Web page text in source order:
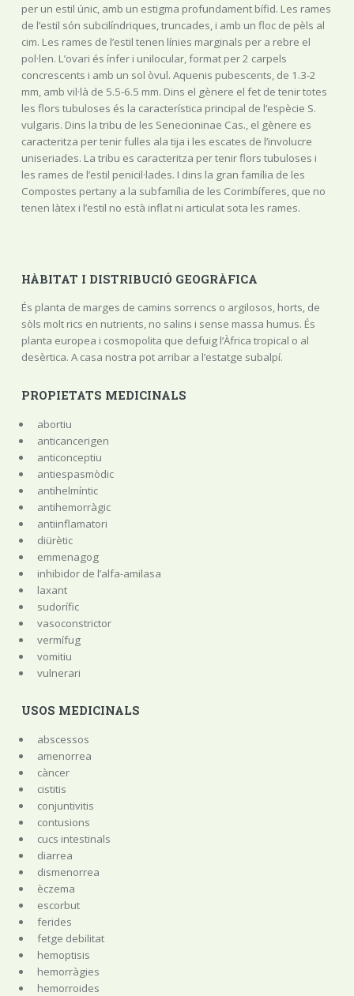
per un estil únic, amb un estigma profundament bífid. Les rames
de l’estil són subcilíndriques, truncades, i amb un floc de pèls al
cim. Les rames de l’estil tenen línies marginals per a rebre el
pol·len. L’ovari és ínfer i unilocular, format per 2 carpels
concrescents i amb un sol òvul. Aquenis pubescents, de 1.3-2
mm, amb vil·là de 5.5-6.5 mm. Dins el gènere el fet de tenir totes
les flors tubuloses és la característica principal de l’espècie S.
vulgaris. Dins la tribu de les Senecioninae Cas., el gènere es
caracteritza per tenir fulles ala tija i les escates de l’involucre
uniseriades. La tribu es caracteritza per tenir flors tubuloses i
les rames de l’estil penicil·lades. I dins la gran família de les
Compostes pertany a la subfamília de les Corimbíferes, que no
tenen làtex i l’estil no està inflat ni articulat sota les rames.
HÀBITAT I DISTRIBUCIÓ GEOGRÀFICA
És planta de marges de camins sorrencs o argilosos, horts, de
sòls molt rics en nutrients, no salins i sense massa humus. És
planta europea i cosmopolita que defuig l’Àfrica tropical o al
desèrtica. A casa nostra pot arribar a l’estatge subalpí.
PROPIETATS MEDICINALS
abortiu
anticancerigen
anticonceptiu
antiespasmòdic
antihelmíntic
antihemorràgic
antiinflamatori
diürètic
emmenagog
inhibidor de l’alfa-amilasa
laxant
sudorífic
vasoconstrictor
vermífug
vomitiu
vulnerari
USOS MEDICINALS
abscessos
amenorrea
càncer
cistitis
conjuntivitis
contusions
cucs intestinals
diarrea
dismenorrea
èczema
escorbut
ferides
fetge debilitat
hemoptisis
hemorràgies
hemorroides